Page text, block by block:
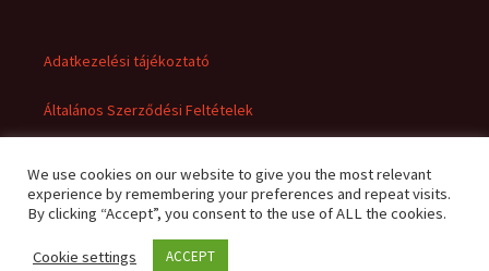
Adatkezelési tájékoztató
Általános Szerződési Feltételek
Adatkezelési tájékoztató
We use cookies on our website to give you the most relevant
experience by remembering your preferences and repeat visits.
By clicking “Accept”, you consent to the use of ALL the cookies.
Cookie settings ACCEPT